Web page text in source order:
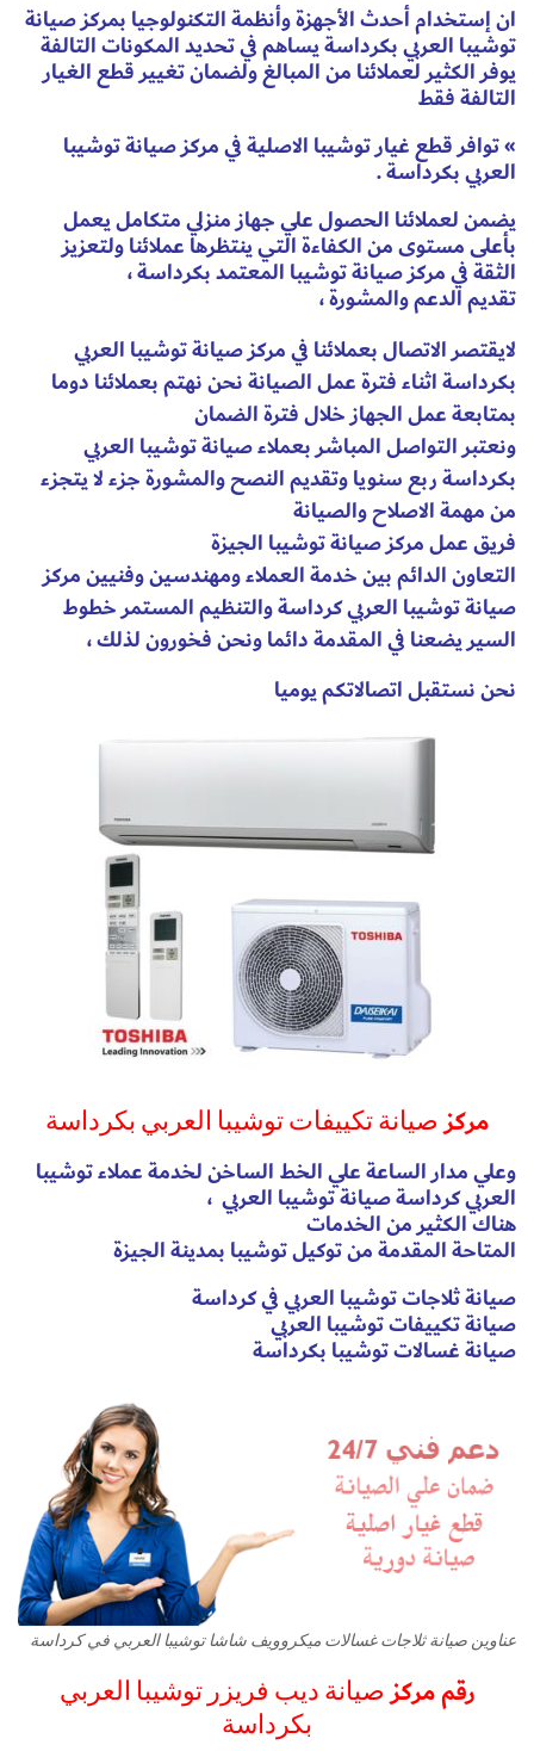
ان إستخدام أحدث الأجهزة وأنظمة التكنولوجيا بمركز صيانة
توشيبا العربي بكرداسة يساهم في تحديد المكونات التالفة
يوفر الكثير لعملائنا من المبالغ ولضمان تغيير قطع الغيار
التالفة فقط
» توافر قطع غيار توشيبا الاصلية في مركز صيانة توشيبا
العربي بكرداسة .
يضمن لعملائنا الحصول علي جهاز منزلي متكامل يعمل
بأعلى مستوى من الكفاءة التي ينتظرها عملائنا ولتعزيز
الثقة في مركز صيانة توشيبا المعتمد بكرداسة ،
تقديم الدعم والمشورة ،
لايقتصر الاتصال بعملائنا في مركز صيانة توشيبا العربي
بكرداسة اثناء فترة عمل الصيانة نحن نهتم بعملائنا دوما
بمتابعة عمل الجهاز خلال فترة الضمان
ونعتبر التواصل المباشر بعملاء صيانة توشيبا العربي
بكرداسة ربع سنويا وتقديم النصح والمشورة جزء لا يتجزء
من مهمة الاصلاح والصيانة
فريق عمل مركز صيانة توشيبا الجيزة
التعاون الدائم بين خدمة العملاء ومهندسين وفنيين مركز
صيانة توشيبا العربي كرداسة والتنظيم المستمر خطوط
السير يضعنا في المقدمة دائما ونحن فخورون لذلك ،
نحن نستقبل اتصالاتكم يوميا
مركزصيانة تكييفات توشيبا العربي بكرداسة
وعلي مدار الساعة علي الخط الساخن لخدمة عملاء توشيبا
العربي كرداسةصيانة توشيبا العربي ،
هناك الكثير من الخدمات
المتاحة المقدمة من توكيل توشيبا بمدينة الجيزة
صيانة ثلاجات توشيبا العربي في كرداسة
صيانة تكييفات توشيبا العربي
صيانة غسالات توشيبا بكرداسة
عناوين صيانة ثلاجات غسالات ميكروويف شاشا توشيبا العربي في كرداسة
رقم مركزصيانة ديب فريزر توشيبا العربي
بكرداسة